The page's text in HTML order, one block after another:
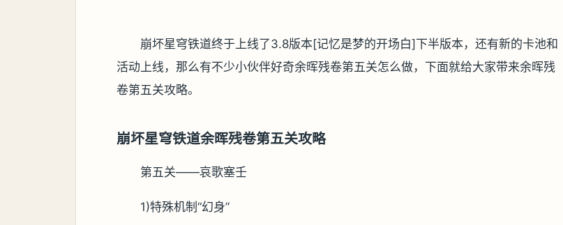
崩坏星穹铁道终于上线了3.8版本[记忆是梦的开场白]下半版本，还有新的卡池和
活动上线，那么有不少小伙伴好奇余晖残卷第五关怎么做，下面就给大家带来余晖残
卷第五关攻略。
崩坏星穹铁道余晖残卷第五关攻略
第五关——哀歌塞壬
1)特殊机制“幻身”